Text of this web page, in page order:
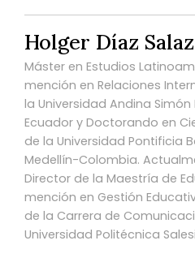
Holger Díaz
Máster en Estudios
mención en Relaciones
la Universidad Andina Simón
Ecuador y Doctorando en
de la Universidad Pontificia
Medellín-Colombia.
Director de la Maestría de
mención en Gestión
de la Carrera de
Universidad Politécnica